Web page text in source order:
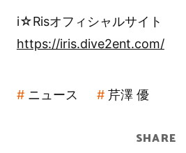
i☆Risオフィシャルサイト
https://iris.dive2ent.com/
ニュース 芹澤 優
SHARE